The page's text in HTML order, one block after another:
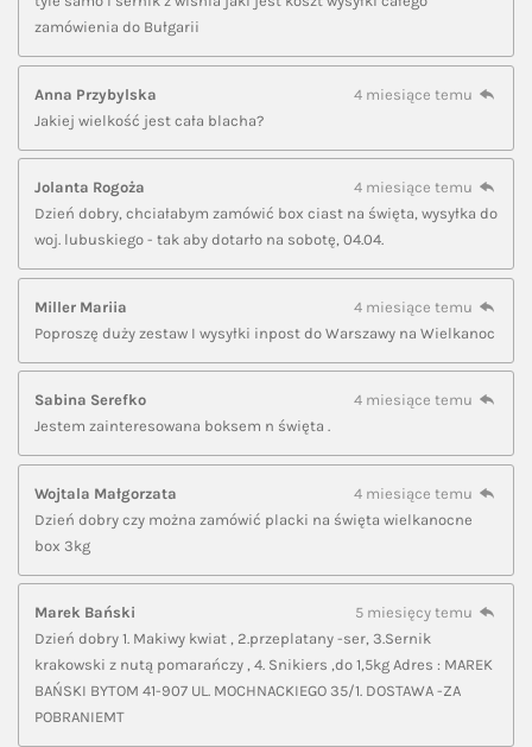
zamówienia do Bułgarii
Anna Przybylska
4 miesiące temu
Jakiej wielkość jest cała blacha?
Jolanta Rogoża
4 miesiące temu
Dzień dobry, chciałabym zamówić box ciast na święta, wysyłka do
woj. lubuskiego - tak aby dotarło na sobotę, 04.04.
Miller Mariia
4 miesiące temu
Poproszę duży zestaw I wysyłki inpost do Warszawy na Wielkanoc
Sabina Serefko
4 miesiące temu
Jestem zainteresowana boksem n święta .
Wojtala Małgorzata
4 miesiące temu
Dzień dobry czy można zamówić placki na święta wielkanocne
box 3kg
Marek Bański
5 miesięcy temu
Dzień dobry 1. Makiwy kwiat , 2.przeplatany -ser, 3.Sernik
krakowski z nutą pomarańczy , 4. Snikiers ,do 1,5kg Adres : MAREK
BAŃSKI BYTOM 41-907 UL. MOCHNACKIEGO 35/1. DOSTAWA -ZA
POBRANIEMT